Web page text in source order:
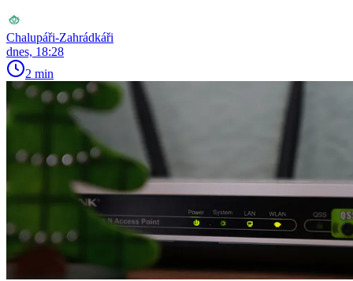
Chalupáři-Zahrádkáři
dnes, 18:28
2 min